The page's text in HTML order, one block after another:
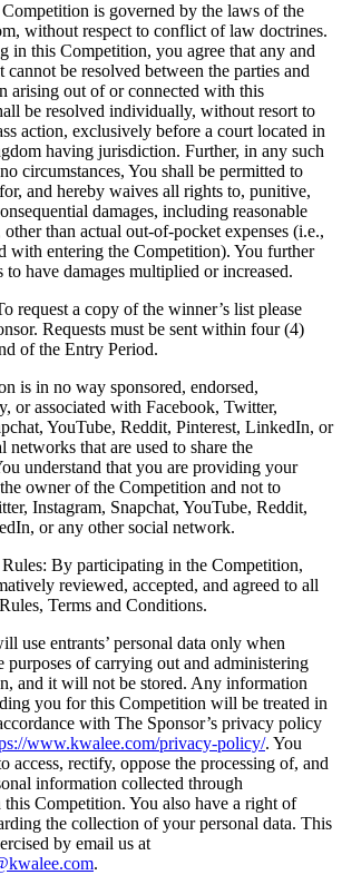
is governed by the laws of the
without respect to conflict of law doctrines.
in this Competition, you agree that any and
cannot be resolved between the parties and
arising out of or connected with this
be resolved individually, without resort to
action, exclusively before a court located in
having jurisdiction. Further, in any such
circumstances, You shall be permitted to
and hereby waives all rights to, punitive,
damages, including reasonable
other than actual out-of-pocket expenses (i.e.,
with entering the Competition). You further
have damages multiplied or increased.
request a copy of the winner’s list please
Requests must be sent within four (4)
of the Entry Period.
is in no way sponsored, endorsed,
or associated with Facebook, Twitter,
YouTube, Reddit, Pinterest, LinkedIn, or
networks that are used to share the
understand that you are providing your
owner of the Competition and not to
Instagram, Snapchat, YouTube, Reddit,
or any other social network.
By participating in the Competition,
reviewed, accepted, and agreed to all
Terms and Conditions.
use entrants’ personal data only when
purposes of carrying out and administering
and it will not be stored. Any information
you for this Competition will be treated in
with The Sponsor’s privacy policy
www.kwalee.com/privacy-policy/. You
access, rectify, oppose the processing of, and
information collected through
Competition. You also have a right of
the collection of your personal data. This
by email us at
.